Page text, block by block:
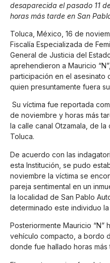
desaparecida el pasado 11
horas más tarde en San
Toluca, México, 16 de
Fiscalía Especializada de
General de Justicia del
aprehendieron a Mauricio
participación en el asesinato
quien presuntamente fuera
Su víctima fue reportada
de noviembre y horas más
la calle canal Otzamala, de
Toluca.
De acuerdo con las
esta Institución, se pudo
noviembre la víctima se
pareja sentimental en un
la localidad de San Pablo
determinado este individuo
Posteriormente Mauricio “N”
vehículo compacto, a bordo
donde fue hallado horas más